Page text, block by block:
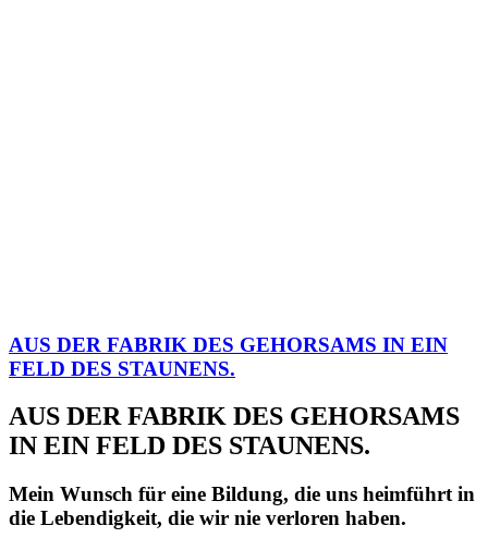
AUS DER FABRIK DES GEHORSAMS IN EIN
FELD DES STAUNENS.
AUS DER FABRIK DES GEHORSAMS
IN EIN FELD DES STAUNENS.
Mein Wunsch für eine Bildung, die uns heimführt in
die Lebendigkeit, die wir nie verloren haben.